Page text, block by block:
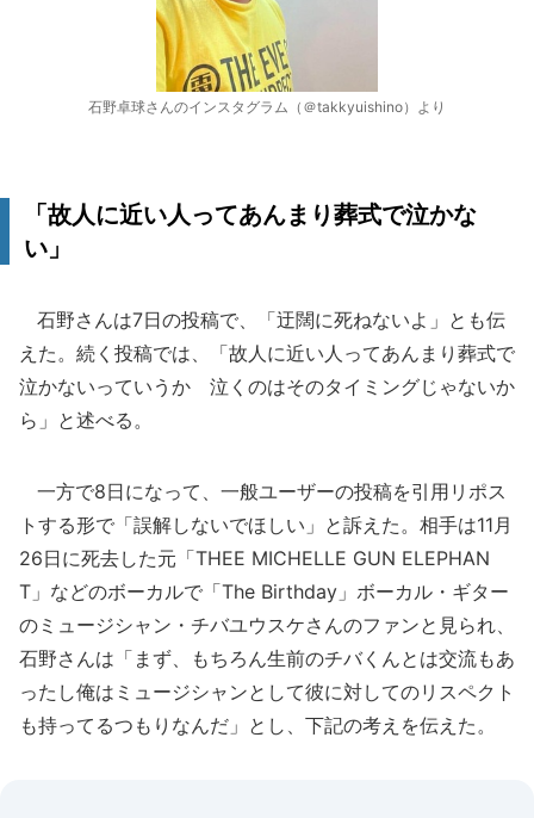
石野卓球さんのインスタグラム（＠takkyuishino）より
「故人に近い人ってあんまり葬式で泣かな
い」
石野さんは7日の投稿で、「迂闊に死ねないよ」とも伝
えた。続く投稿では、「故人に近い人ってあんまり葬式で
泣かないっていうか 泣くのはそのタイミングじゃないか
ら」と述べる。
一方で8日になって、一般ユーザーの投稿を引用リポス
トする形で「誤解しないでほしい」と訴えた。相手は11月
26日に死去した元「THEE MICHELLE GUN ELEPHAN
T」などのボーカルで「The Birthday」ボーカル・ギター
のミュージシャン・チバユウスケさんのファンと見られ、
石野さんは「まず、もちろん生前のチバくんとは交流もあ
ったし俺はミュージシャンとして彼に対してのリスペクト
も持ってるつもりなんだ」とし、下記の考えを伝えた。